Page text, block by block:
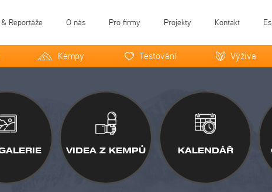
Reportáže O nás Pro firmy Projekty Kontakt
Kempy Testování Výživa
VIDEA Z KEMPŮ KALENDÁŘ